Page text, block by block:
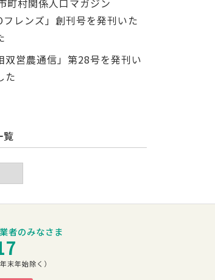
町村関係人口マガジン
フレンズ」創刊号を発刊いた
双営農通信」第28号を発刊い
た
覧
者のみなさま
末年始除く）